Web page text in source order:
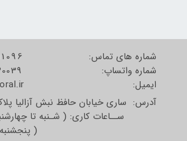
شماره های تماس:
شماره واتساپ:
​​​​​​​ایمیل:
آدرس: ساری خیابان حافظ نبش آزالیا پلاک 20
ســاعات کاری: ( شـنبه تا چهارشنبه 8 الی
( پنجشنبه 8 الی 12:30 )